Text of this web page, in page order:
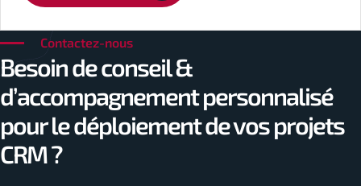
Contactez-nous
Besoin de conseil &
d’accompagnement personnalisé
pour le déploiement de vos projets
CRM ?